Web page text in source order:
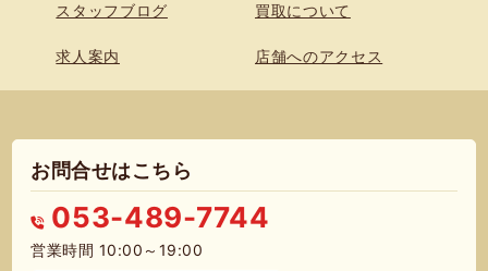
スタッフブログ 買取について
求人案内 店舗へのアクセス
お問合せはこちら
053-489-7744
営業時間 10:00～19:00